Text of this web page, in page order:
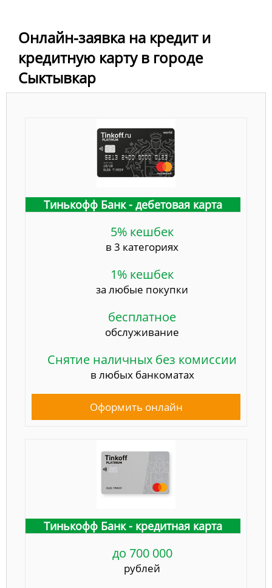
Онлайн-заявка на кредит и
кредитную карту в городе
Сыктывкар
Тинькофф Банк - дебетовая карта
5% кешбек
в 3 категориях
1% кешбек
за любые покупки
бесплатное
обслуживание
Снятие наличных без комиссии
в любых банкоматах
Оформить онлайн
Тинькофф Банк - кредитная карта
до 700 000
рублей